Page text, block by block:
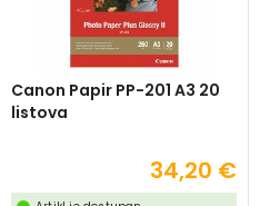
Canon Papir PP-201 A3 20
listova
34,20 €